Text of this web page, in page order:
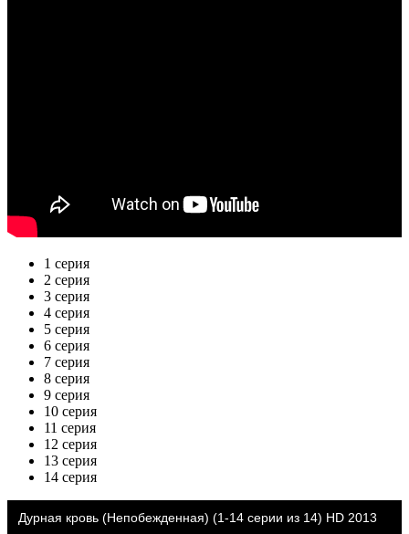
1 серия
2 серия
3 серия
4 серия
5 серия
6 серия
7 серия
8 серия
9 серия
10 серия
11 серия
12 серия
13 серия
14 серия